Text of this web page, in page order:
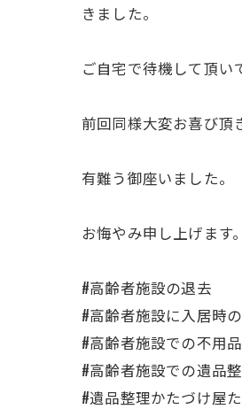
きました。
ご自宅で待機して頂い
前回同様大変お喜び頂
有難う御座いました。
お悔やみ申し上げます。
#高齢者施設の退去
#高齢者施設に入居時
#高齢者施設での不用
#高齢者施設での遺品
#遺品整理かたづけ屋